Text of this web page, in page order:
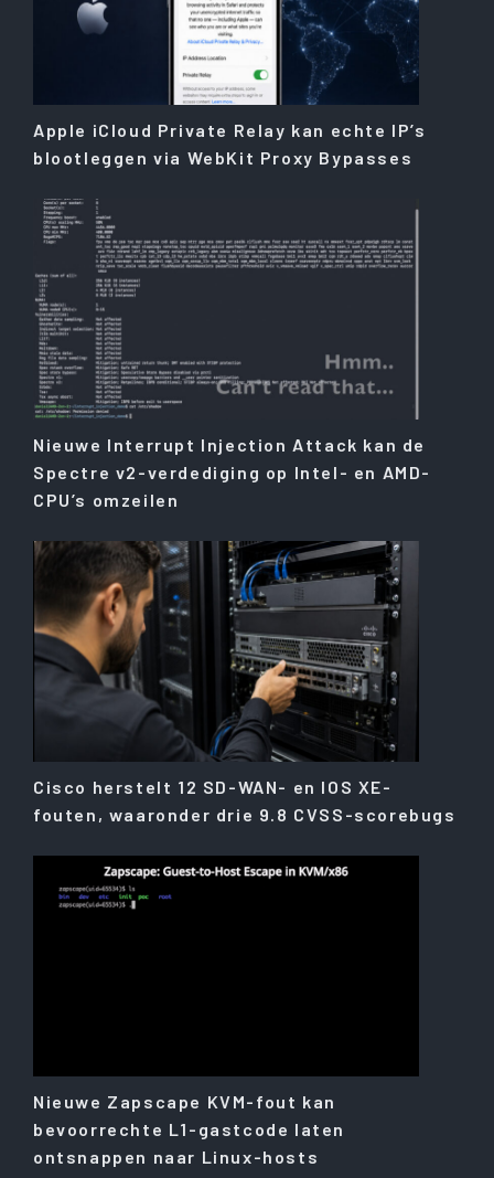
Apple iCloud Private Relay kan echte IP’s
blootleggen via WebKit Proxy Bypasses
Nieuwe Interrupt Injection Attack kan de
Spectre v2-verdediging op Intel- en AMD-
CPU’s omzeilen
Cisco herstelt 12 SD-WAN- en IOS XE-
fouten, waaronder drie 9.8 CVSS-scorebugs
Nieuwe Zapscape KVM-fout kan
bevoorrechte L1-gastcode laten
ontsnappen naar Linux-hosts